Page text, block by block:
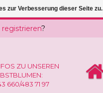
?
ZU UNSEREN
660/483 71 97
zur Verbesserung dieser Seite zu.